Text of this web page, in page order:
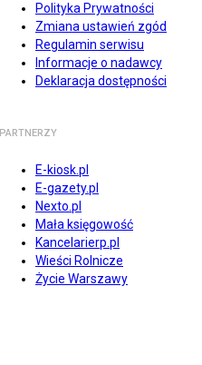
Polityka Prywatności
Zmiana ustawień zgód
Regulamin serwisu
Informacje o nadawcy
Deklaracja dostępności
PARTNERZY
E-kiosk.pl
E-gazety.pl
Nexto.pl
Mała księgowość
Kancelarierp.pl
Wieści Rolnicze
Życie Warszawy